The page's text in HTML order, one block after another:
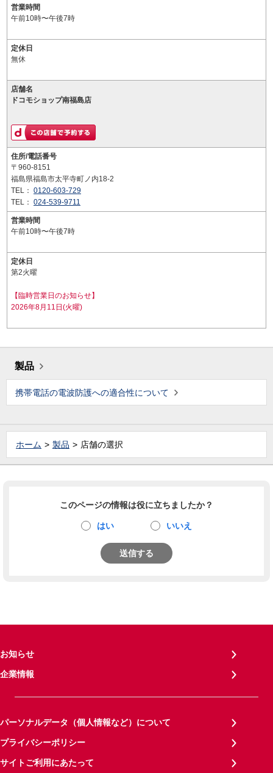
営業時間
午前10時〜午後7時
定休日
無休
店舗名
ドコモショップ南福島店
住所/電話番号
〒960-8151
福島県福島市太平寺町ノ内18-2
TEL： 0120-603-729
TEL： 024-539-9711
営業時間
午前10時〜午後7時
定休日
第2火曜
【臨時営業日のお知らせ】
2026年8月11日(火曜)
製品
携帯電話の電波防護への適合性について
ホーム 製品 店舗の選択
このページの情報は役に立ちましたか？
はい いいえ
送信する
お知らせ
企業情報
パーソナルデータ（個人情報など）について
プライバシーポリシー
サイトご利用にあたって